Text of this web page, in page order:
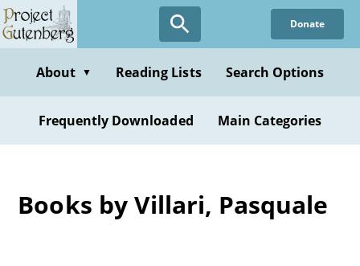
Skip
to
content
Donate
About ▼ Reading Lists Search Options
Frequently Downloaded Main Categories
Books by Villari, Pasquale